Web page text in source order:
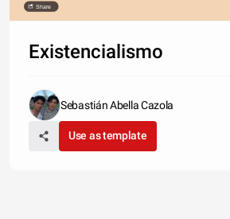
Share
Existencialismo
Sebastián Abella Cazola
Use as template